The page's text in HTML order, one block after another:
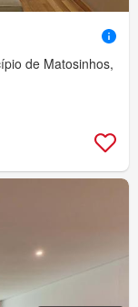
de Matosinhos,